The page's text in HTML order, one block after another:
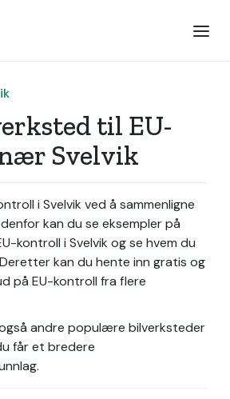
til EU-
Svelvik
i Svelvik ved å sammenligne
kan du se eksempler på
kontroll i Svelvik og se hvem du
kan du hente inn gratis og
på EU-kontroll fra flere
andre populære bilverksteder
får et bredere